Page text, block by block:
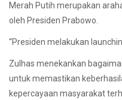
Merah Putih merupakan
oleh Presiden Prabowo.
“Presiden melakukan
Zulhas menekankan
untuk memastikan
kepercayaan masyarakat